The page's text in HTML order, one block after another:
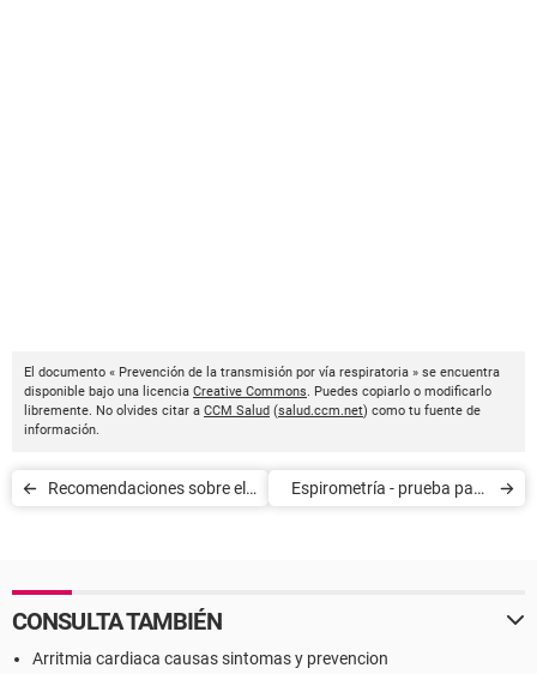
El documento « Prevención de la transmisión por vía respiratoria » se encuentra
disponible bajo una licencia Creative Commons. Puedes copiarlo o modificarlo
libremente. No olvides citar a CCM Salud (salud.ccm.net) como tu fuente de
información.
Recomendaciones sobre el
Espirometría - prueba para
CONSULTA TAMBIÉN
Arritmia cardiaca causas sintomas y prevencion